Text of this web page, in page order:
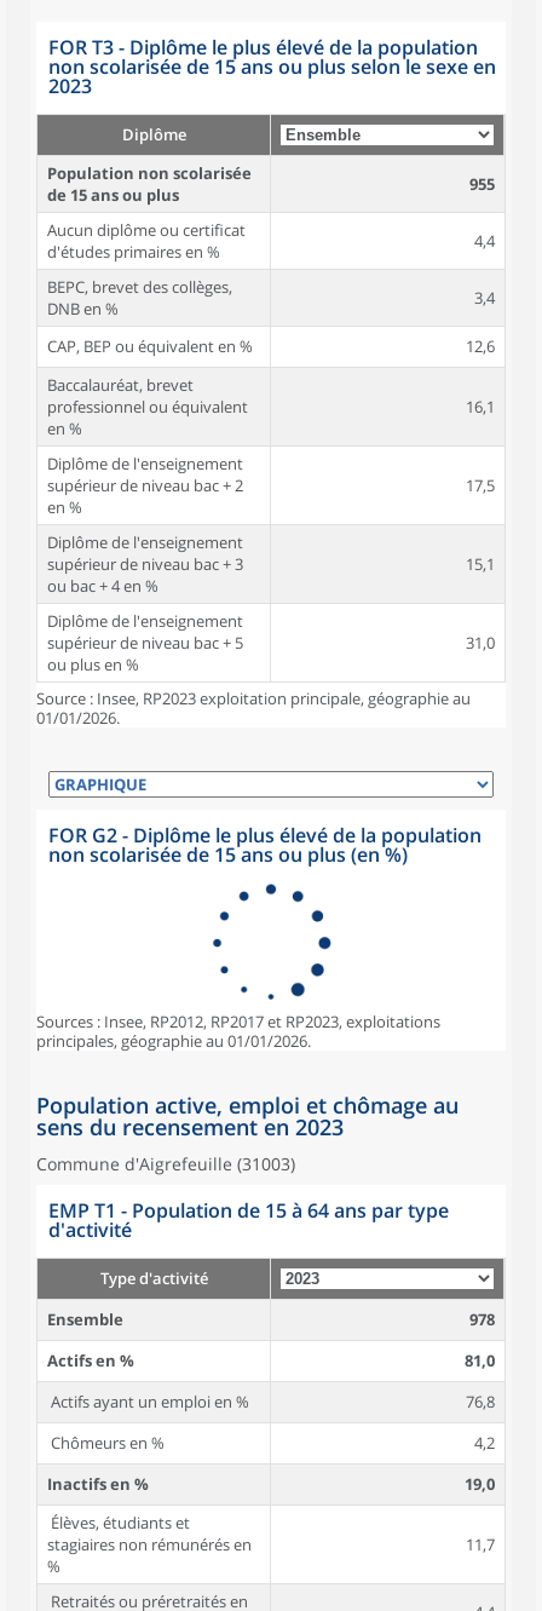
FOR T3 - Diplôme le plus élevé de la population
non scolarisée de 15 ans ou plus selon le sexe en
2023
Diplôme
Population non scolarisée
de 15 ans ou plus
955
Aucun diplôme ou certificat
d'études primaires en %
4,4
BEPC, brevet des collèges,
DNB en %
3,4
CAP, BEP ou équivalent en %
12,6
Baccalauréat, brevet
professionnel ou équivalent
en %
16,1
Diplôme de l'enseignement
supérieur de niveau bac + 2
en %
17,5
Diplôme de l'enseignement
supérieur de niveau bac + 3
ou bac + 4 en %
15,1
Diplôme de l'enseignement
supérieur de niveau bac + 5
ou plus en %
31,0
Source : Insee, RP2023 exploitation principale, géographie au
01/01/2026.
FOR G2 - Diplôme le plus élevé de la population
non scolarisée de 15 ans ou plus (en %)
Sources : Insee, RP2012, RP2017 et RP2023, exploitations
principales, géographie au 01/01/2026.
Population active, emploi et chômage au
sens du recensement en 2023
Commune d'Aigrefeuille (31003)
EMP T1 - Population de 15 à 64 ans par type
d'activité
Type d'activité
Ensemble
978
Actifs en %
81,0
Actifs ayant un emploi en %
76,8
Chômeurs en %
4,2
Inactifs en %
19,0
Élèves, étudiants et
stagiaires non rémunérés en
%
11,7
Retraités ou préretraités en